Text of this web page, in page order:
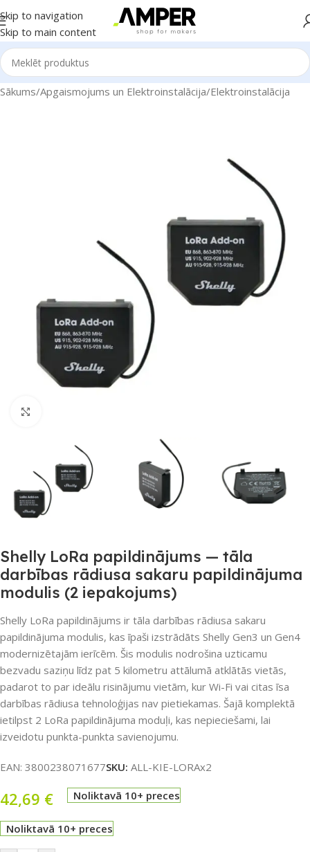
Skip to navigation
Skip to main content
Sākums/Apgaismojums un Elektroinstalācija/Elektroinstalācija
Shelly LoRa papildinājums — tāla
darbības rādiusa sakaru papildinājuma
modulis (2 iepakojums)
Shelly LoRa papildinājums ir tāla darbības rādiusa sakaru
papildinājuma modulis, kas īpaši izstrādāts Shelly Gen3 un Gen4
modernizētajām ierīcēm. Šis modulis nodrošina uzticamu
bezvadu saziņu līdz pat 5 kilometru attālumā atklātās vietās,
padarot to par ideālu risinājumu vietām, kur Wi-Fi vai citas īsa
darbības rādiusa tehnoloģijas nav pietiekamas. Šajā komplektā
ietilpst 2 LoRa papildinājuma moduļi, kas nepieciešami, lai
izveidotu punkta-punkta savienojumu.
EAN: 3800238071677SKU: ALL-KIE-LORAx2
42,69 € Noliktavā 10+ preces
Noliktavā 10+ preces